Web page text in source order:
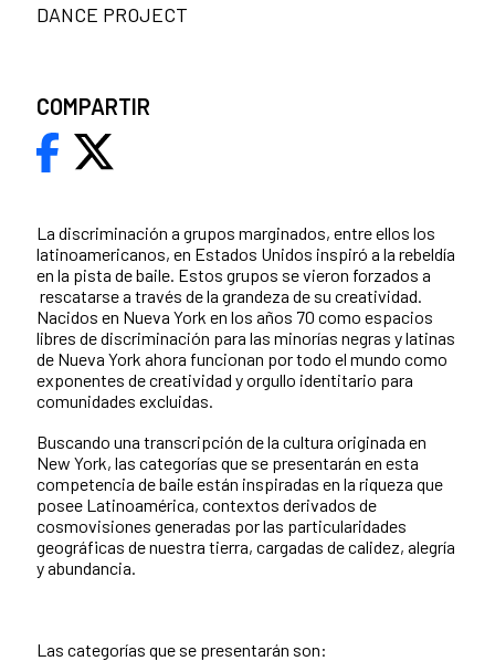
La discriminación a grupos marginados, entre ellos los
latinoamericanos, en Estados Unidos inspiró a la rebeldía
en la pista de baile. Estos grupos se vieron forzados a
rescatarse a través de la grandeza de su creatividad.
Nacidos en Nueva York en los años 70 como espacios
libres de discriminación para las minorías negras y latinas
de Nueva York ahora funcionan por todo el mundo como
exponentes de creatividad y orgullo identitario para
comunidades excluidas.
Buscando una transcripción de la cultura originada en
New York, las categorías que se presentarán en esta
competencia de baile están inspiradas en la riqueza que
posee Latinoamérica, contextos derivados de
cosmovisiones generadas por las particularidades
geográficas de nuestra tierra, cargadas de calidez, alegría
y abundancia.
Las categorías que se presentarán son:
DANCE PROJECT
COMPARTIR